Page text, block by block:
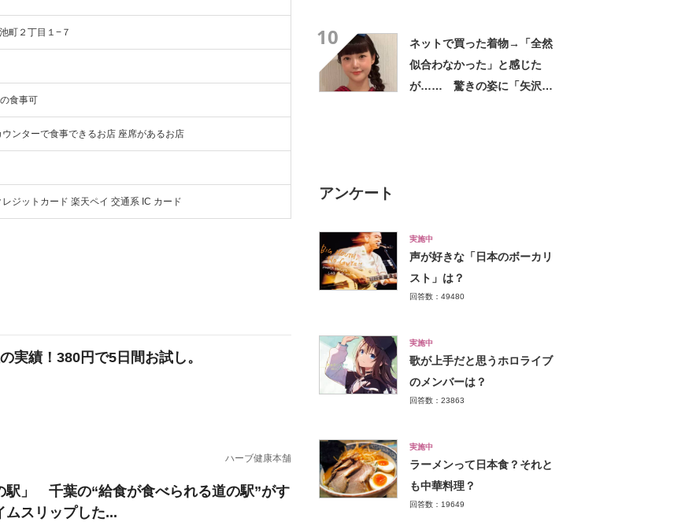
町２丁目１−７
食事可
ンターで食事できるお店 座席があるお店
ジットカード 楽天ペイ 交通系 IC カード
実績！380円で5日間お試し。
ハーブ健康本舗
駅」 千葉の“給食が食べられる道の駅”がす
スリップした...
10
ネットで買った着物→「全然
似合わなかった」と感じた
が…… 驚きの姿に「矢沢あ
アンケート
実施中
声が好きな「日本のボーカリ
スト」は？
回答数：49480
実施中
歌が上手だと思うホロライブ
のメンバーは？
回答数：23863
実施中
ラーメンって日本食？それと
も中華料理？
回答数：19649